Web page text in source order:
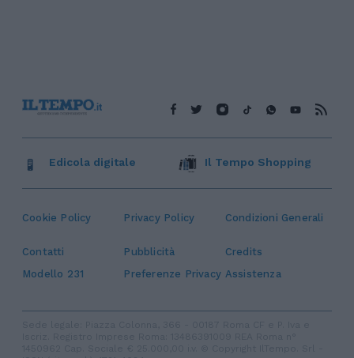
Cookie Policy Privacy Policy Condizioni Generali
Contatti Pubblicità
Credits
Modello 231
Preferenze Privacy Assistenza
Edicola digitale Il Tempo Shopping